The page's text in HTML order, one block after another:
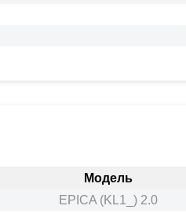
Модель
EPICA (KL1_) 2.0